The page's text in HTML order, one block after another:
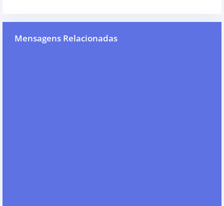
Mensagens Relacionadas